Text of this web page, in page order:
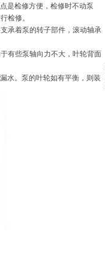
是检修方便，检修时不动泵
检修。
承着泵的转子部件，滚动轴承
有些泵轴向力不大，叶轮背面
水。泵的叶轮如有平衡，则装